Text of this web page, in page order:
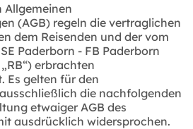
Allgemeinen
(AGB) regeln die vertraglichen
dem Reisenden und der vom
Paderborn - FB Paderborn
erbrachten
Es gelten für den
die nachfolgenden
etwaiger AGB des
ausdrücklich widersprochen.